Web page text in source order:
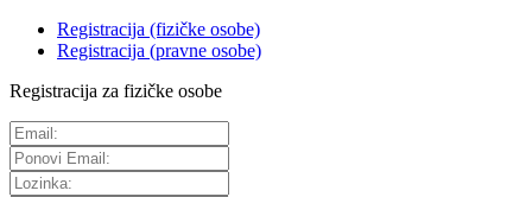
Registracija (fizičke osobe)
Registracija (pravne osobe)
Registracija za fizičke osobe